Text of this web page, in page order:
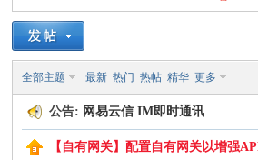
» ›
全部主题 最新 热门 热帖 精华 更多
公告: 网易云信 IM即时通讯
【自有网关】配置自有网关以增强